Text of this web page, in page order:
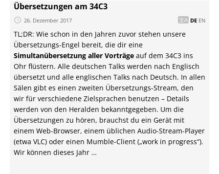
Übersetzungen am 34C3
26. Dezember 2017 DE EN
TL;DR: Wie schon in den Jahren zuvor stehen unsere
Übersetzungs-Engel bereit, die dir eine
Simultanübersetzung aller Vorträge auf dem 34C3 ins
Ohr flüstern. Alle deutschen Talks werden nach Englisch
übersetzt und alle englischen Talks nach Deutsch. In allen
Sälen gibt es einen zweiten Übersetzungs-Stream, den
wir für verschiedene Zielsprachen benutzen – Details
werden von den Heralden bekanntgegeben. Um die
Übersetzungen zu hören, brauchst du ein Gerät mit
einem Web-Browser, einem üblichen Audio-Stream-Player
(etwa VLC) oder einen Mumble-Client („work in progress“).
Wir können dieses Jahr …